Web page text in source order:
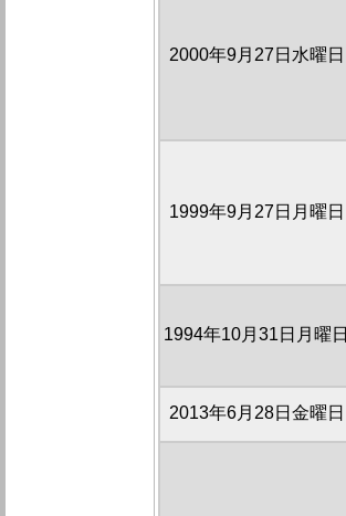
2000年9月27日水曜日
1999年9月27日月曜日
1994年10月31日月曜日
2013年6月28日金曜日